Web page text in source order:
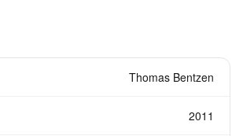
Thomas Bentzen
2011